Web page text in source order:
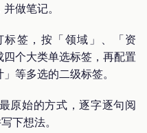
做笔记。
标签，按「领域」、「资
个大类单选标签，再配置
等多选的二级标签。
原始的方式，逐字逐句阅
下想法。